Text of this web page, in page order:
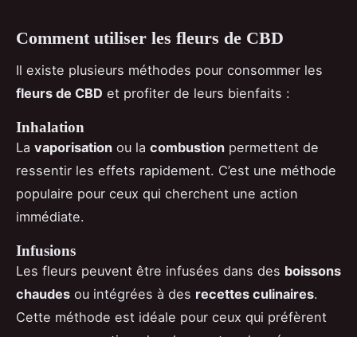
Comment utiliser les fleurs de CBD
Il existe plusieurs méthodes pour consommer les
fleurs de CBD et profiter de leurs bienfaits :
Inhalation
La vaporisation ou la combustion permettent de
ressentir les effets rapidement. C’est une méthode
populaire pour ceux qui cherchent une action
immédiate.
Infusions
Les fleurs peuvent être infusées dans des boissons
chaudes ou intégrées à des recettes culinaires.
Cette méthode est idéale pour ceux qui préfèrent